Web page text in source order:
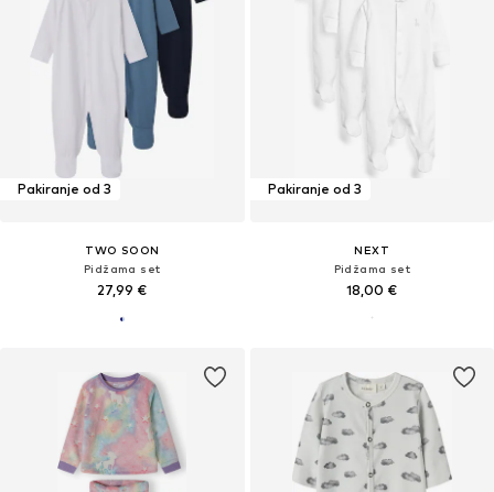
Pakiranje od 3
TWO SOON
Pidžama set
27,99 €
Pakiranje od 3
NEXT
Pidžama set
18,00 €